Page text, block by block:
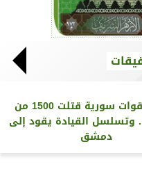
رويترز‏: قوات سورية قتلت 1500 من
وتسلسل القيادة يقود إلى
دمشق